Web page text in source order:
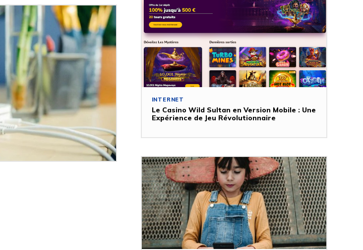
INTERNET
Le Casino Wild Sultan en Version Mobile : Une
Expérience de Jeu Révolutionnaire